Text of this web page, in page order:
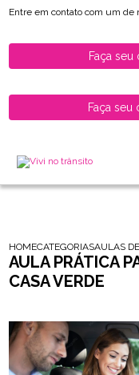
Entre em contato com um de
Faça
Faça
HOMECATEGORIASAULAS
AULA PRÁTICA
CASA VERDE